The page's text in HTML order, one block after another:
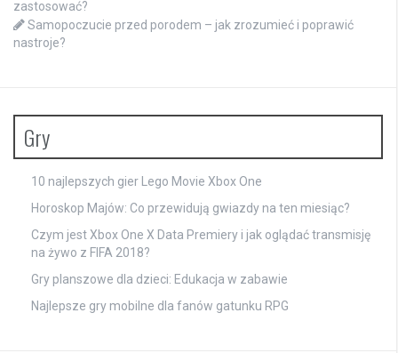
zastosować?
Samopoczucie przed porodem – jak zrozumieć i poprawić
nastroje?
Gry
10 najlepszych gier Lego Movie Xbox One
Horoskop Majów: Co przewidują gwiazdy na ten miesiąc?
Czym jest Xbox One X Data Premiery i jak oglądać transmisję
na żywo z FIFA 2018?
Gry planszowe dla dzieci: Edukacja w zabawie
Najlepsze gry mobilne dla fanów gatunku RPG